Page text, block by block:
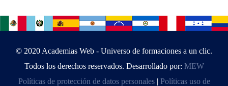
© 2020 Academias Web - Universo de formaciones a un clic.
Todos los derechos reservados. Desarrollado por: MEW
Políticas de protección de datos personales| Políticas uso de